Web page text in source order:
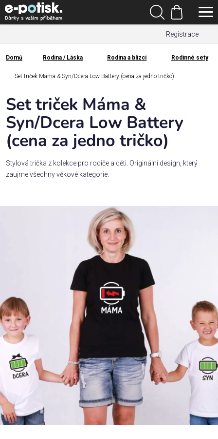
Přejít
na
obsah
Registrace
Hledat
Nákupní
košík
Kategorie
Dárek
pro
Rodina
Láska
Kolekce
Oblečení
Přihlášení
Domů
Domů Rodina / Láska Rodina a blízcí Rodinné sety
Set triček Máma & Syn/Dcera Low Battery (cena za jedno tričko)
Set triček Máma &
Syn/Dcera Low Battery
(cena za jedno tričko)
Stylová trička z kolekce pro rodiče a děti. Originální design, který
zaujme všechny věkové kategorie.